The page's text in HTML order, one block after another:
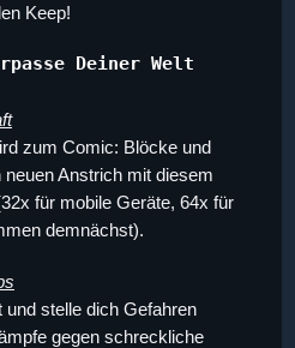
Keep!
Deiner Welt
zum Comic: Blöcke und
Anstrich mit diesem
für mobile Geräte, 64x für
demnächst).
stelle dich Gefahren
gegen schreckliche